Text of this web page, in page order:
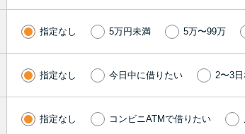
指定なし 5万円未満 5万〜99万
指定なし 今日中に借りたい 2〜3
指定なし コンビニATMで借りたい